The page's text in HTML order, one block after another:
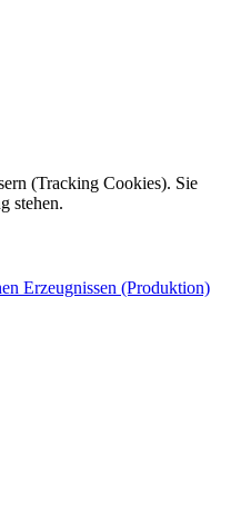
Erzeugnissen (Produktion)
(Tracking Cookies). Sie
stehen.